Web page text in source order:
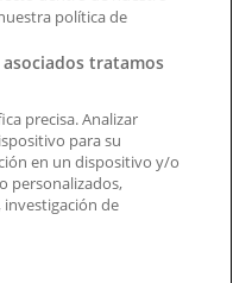
política de
tratamos
precisa. Analizar
para su
en un dispositivo y/o
personalizados,
de